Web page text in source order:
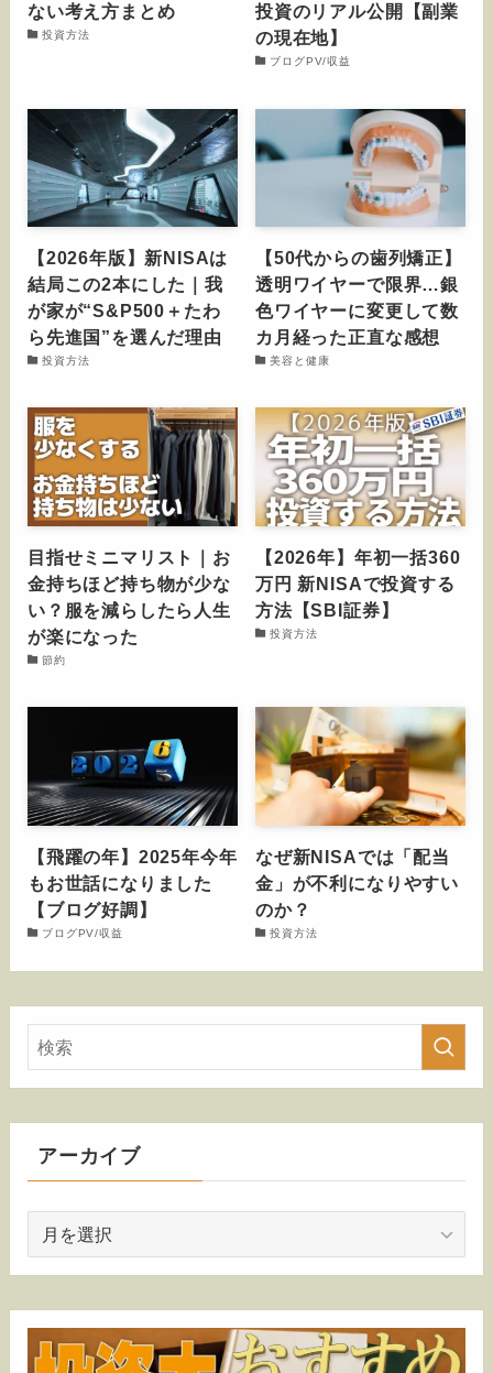
ない考え方まとめ
投資方法
投資のリアル公開【副業
の現在地】
ブログPV/収益
【2026年版】新NISAは
結局この2本にした｜我
が家が“S&P500＋たわ
ら先進国”を選んだ理由
投資方法
【50代からの歯列矯正】
透明ワイヤーで限界…銀
色ワイヤーに変更して数
カ月経った正直な感想
美容と健康
目指せミニマリスト｜お
金持ちほど持ち物が少な
い？服を減らしたら人生
が楽になった
節約
【2026年】年初一括360
万円 新NISAで投資する
方法【SBI証券】
投資方法
【飛躍の年】2025年今年
もお世話になりました
【ブログ好調】
ブログPV/収益
なぜ新NISAでは「配当
金」が不利になりやすい
のか？
投資方法
アーカイブ
カ
イ
ブ